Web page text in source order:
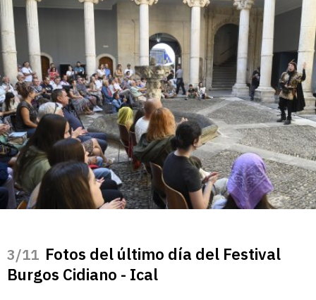
/11 Fotos del último día del Festival
Burgos Cidiano - Ical